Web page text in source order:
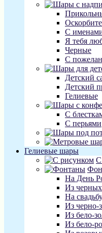
С
Я тебя
Черные
С
Детский
Детский
Гелиевые
С
С перьями
Гелиевые шары
С
На День
Из
На
Из черно-
Из бело-
Из бело-